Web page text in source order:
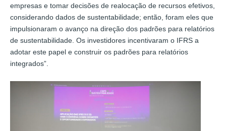
empresas e tomar decisões de realocação de recursos efetivos,
considerando dados de sustentabilidade; então, foram eles que
impulsionaram o avanço na direção dos padrões para relatórios
de sustentabilidade. Os investidores incentivaram o IFRS a
adotar este papel e construir os padrões para relatórios
integrados”.